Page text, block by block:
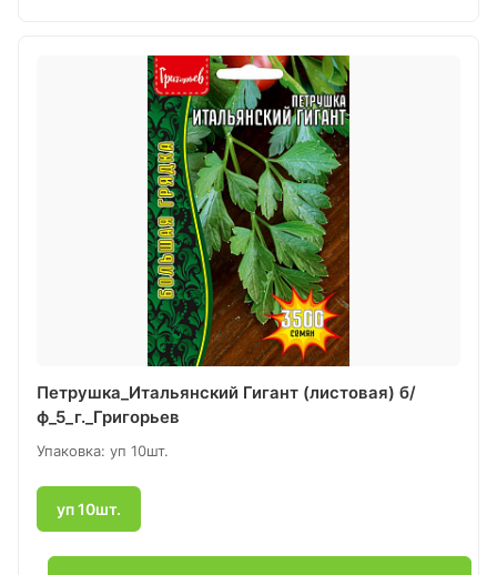
Петрушка_Итальянский Гигант (листовая) б/
ф_5_г._Григорьев
Упаковка: уп 10шт.
уп 10шт.